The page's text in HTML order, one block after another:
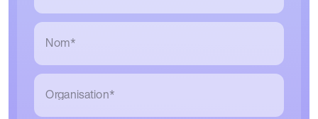
Nom*
Organisation*